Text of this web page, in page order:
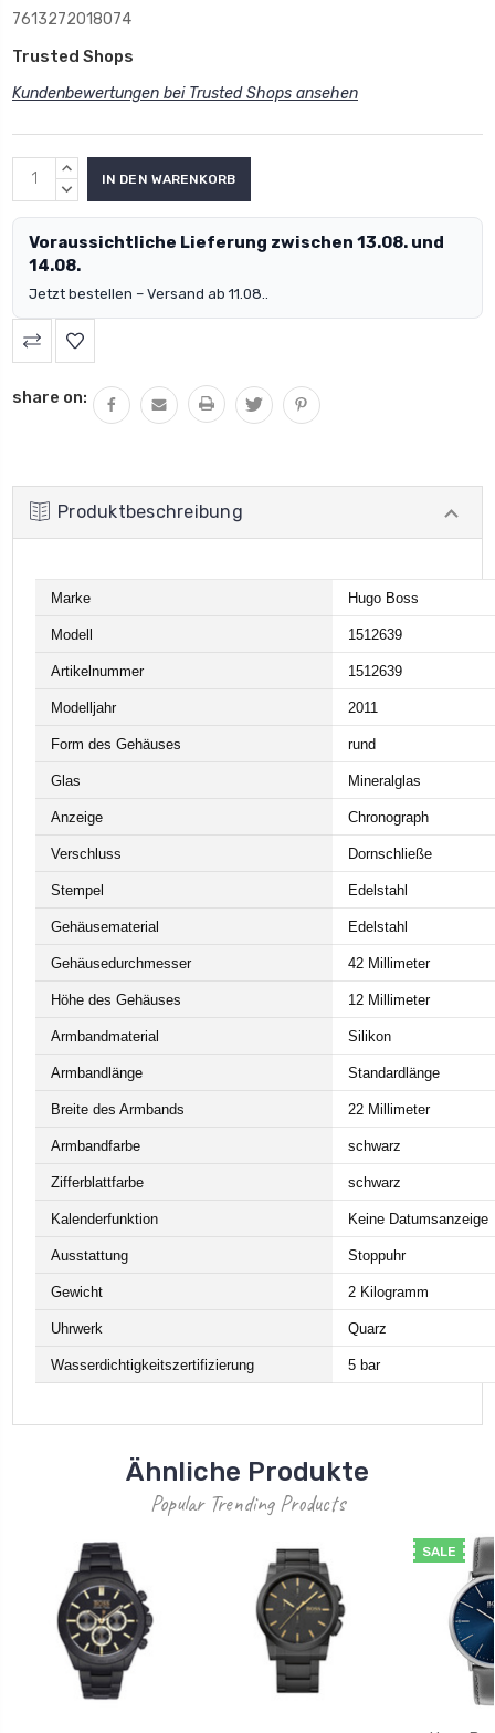
7613272018074
Trusted Shops
Kundenbewertungen bei Trusted Shops ansehen
MENGE
ERHÖHEN:
MENGE
Voraussichtliche Lieferung zwischen 13.08. und
14.08.
Jetzt bestellen – Versand ab 11.08..
share on:
Produktbeschreibung
Marke Hugo Boss
Modell 1512639
Artikelnummer 1512639
Modelljahr 2011
Form des Gehäuses rund
Glas Mineralglas
Anzeige Chronograph
Verschluss Dornschließe
Stempel Edelstahl
Gehäusematerial Edelstahl
Gehäusedurchmesser 42 Millimeter
Höhe des Gehäuses 12 Millimeter
Armbandmaterial Silikon
Armbandlänge Standardlänge
Breite des Armbands 22 Millimeter
Armbandfarbe schwarz
Zifferblattfarbe schwarz
Kalenderfunktion Keine Datumsanzeige
Ausstattung Stoppuhr
Gewicht 2 Kilogramm
Uhrwerk Quarz
Wasserdichtigkeitszertifizierung 5 bar
Ähnliche Produkte
Popular Trending Products
SALE